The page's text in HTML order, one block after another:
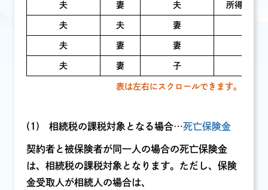
夫 妻 夫 所得税（
夫 夫 妻
夫 妻 妻
夫 妻 子
表は左右にスクロールできます。
(1) 相続税の課税対象となる場合…死亡保険金
契約者と被保険者が同一人の場合の死亡保険金
は、相続税の課税対象となります。ただし、保険
金受取人が相続人の場合は、